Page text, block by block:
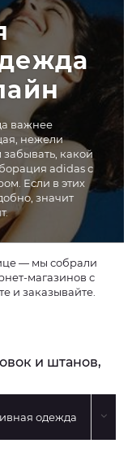
важнее
нежели
забывать, какой
adidas с
Если в этих
значит
— мы собрали
магазинов с
и заказывайте.
и штанов,
одежда